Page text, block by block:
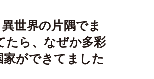
世界の片隅でま
たら、なぜか多彩
ができてました